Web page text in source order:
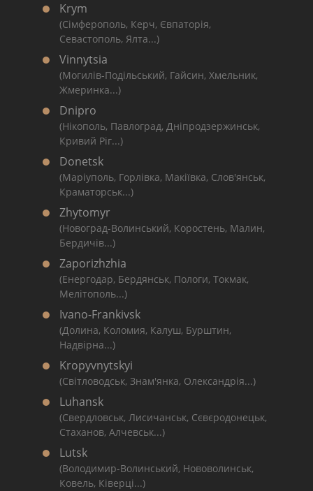
Krym
(Сімферополь, Керч, Євпаторія,
Севастополь, Ялта...)
Vinnytsia
(Могилів-Подільський, Гайсин, Хмельник,
Жмеринка...)
Dnipro
(Нікополь, Павлоград, Дніпродзержинськ,
Кривий Ріг...)
Donetsk
(Маріуполь, Горлівка, Макіївка, Слов'янськ,
Краматорськ...)
Zhytomyr
(Новоград-Волинський, Коростень, Малин,
Бердичів...)
Zaporizhzhia
(Енергодар, Бердянськ, Пологи, Токмак,
Мелітополь...)
Ivano-Frankivsk
(Долина, Коломия, Калуш, Бурштин,
Надвірна...)
Kropyvnytskyi
(Світловодськ, Знам'янка, Олександрія...)
Luhansk
(Свердловськ, Лисичанськ, Сєвєродонецьк,
Стаханов, Алчевськ...)
Lutsk
(Володимир-Волинський, Нововолинськ,
Ковель, Ківерці...)